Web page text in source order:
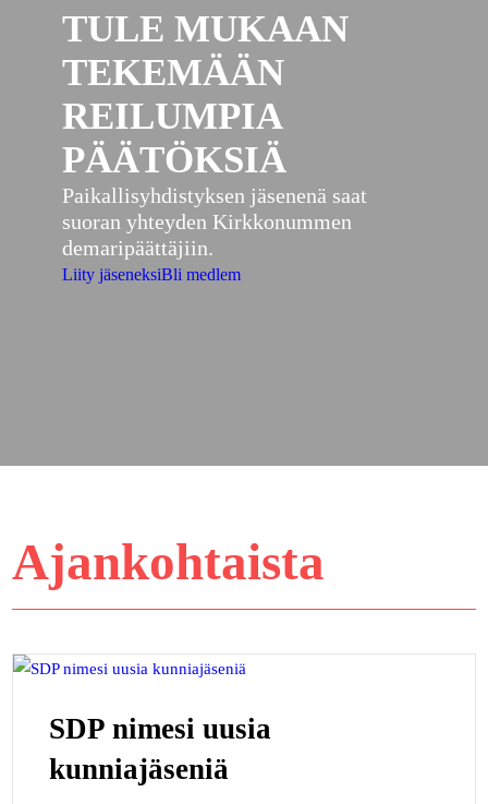
TULE MUKAAN
TEKEMÄÄN
REILUMPIA
PÄÄTÖKSIÄ
Paikallisyhdistyksen jäsenenä saat
suoran yhteyden Kirkkonummen
demaripäättäjiin.
Liity jäseneksiBli medlem
Ajankohtaista
SDP nimesi uusia
kunniajäseniä